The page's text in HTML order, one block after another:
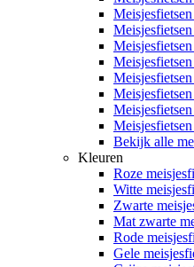
Bekijk alle
Kleuren
Roze
Witte
Zwarte
Mat zwarte
Rode
Gele